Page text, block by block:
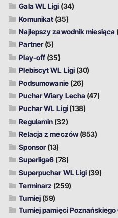
Gala WL Ligi (34)
Komunikat (35)
Najlepszy zawodnik miesiąca
Partner(5)
Play-off (35)
Plebiscyt WL Ligi (30)
Podsumowanie (26)
Puchar Wiary Lecha (47)
Puchar WL Ligi(138)
Regulamin (32)
Relacja z meczów(853)
Sponsor(13)
Superliga6 (78)
Superpuchar WL Ligi (39)
Terminarz (259)
Turniej (59)
Turniej pamięci